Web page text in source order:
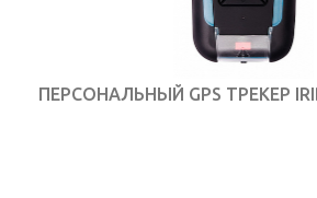
ПЕРСОНАЛЬНЫЙ GPS ТРЕКЕР